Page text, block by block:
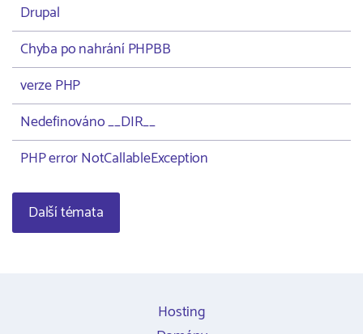
Drupal
Chyba po nahrání PHPBB
verze PHP
Nedefinováno __DIR__
PHP error NotCallableException
Další témata
Hosting